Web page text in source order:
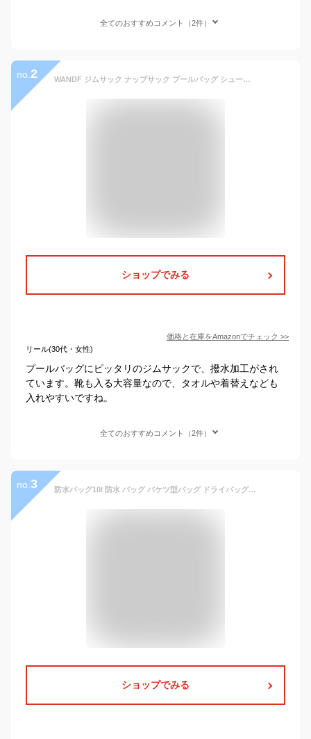
全てのおすすめコメント（2件）
no. 2 WANDF ジムサック ナップサック プールバッグ シューズ収納 バスケットボール用バッグ 撥水 軽量 水泳 部活 運動 旅行
ショップでみる
価格と在庫をAmazonでチェック >>
リール(30代・女性)
プールバッグにピッタリのジムサックで、撥水加工がされ
ています。靴も入る大容量なので、タオルや着替えなども
入れやすいですね。
全てのおすすめコメント（2件）
no. 3 防水バッグ10l 防水 バッグ バケツ型バッグ ドライバッグ メンズ レディース ショルダーバッグ 海 プールバッグ レジャーバッグ バケツ型 アウトドア キャンプ 海水浴 プール おしゃれ かわいい ドラム 釣り マリンスポーツ 浮く 10 軽量 ダイビング 折りたたみ PVC
ショップでみる